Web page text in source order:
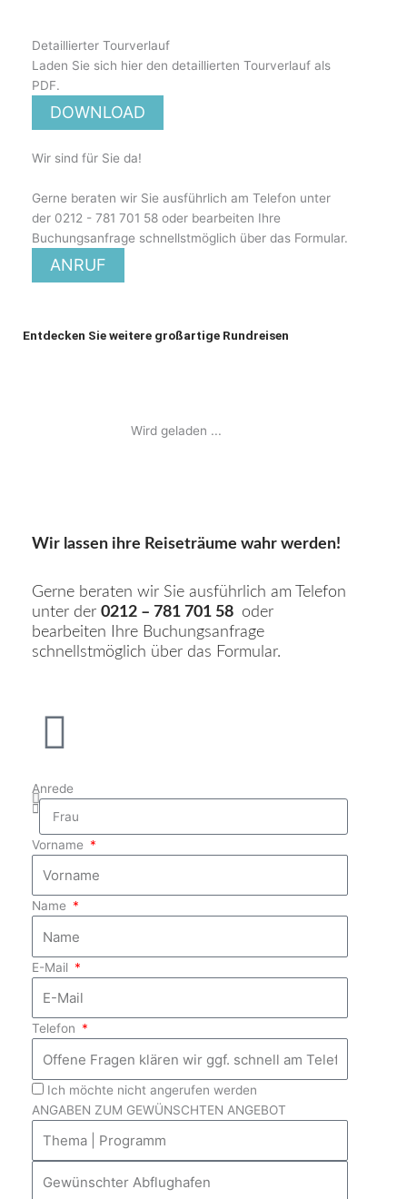
Detaillierter Tourverlauf
Laden Sie sich hier den detaillierten Tourverlauf als
PDF.
DOWNLOAD
Wir sind für Sie da!
Gerne beraten wir Sie ausführlich am Telefon unter
der 0212 - 781 701 58 oder bearbeiten Ihre
Buchungsanfrage schnellstmöglich über das Formular.
ANRUF
Entdecken Sie weitere großartige Rundreisen
Wir lassen ihre Reiseträume wahr werden!
Gerne beraten wir Sie ausführlich am Telefon
unter der 0212 – 781 701 58 oder
bearbeiten Ihre Buchungsanfrage
schnellstmöglich über das Formular.
Anrede
Vorname
Name
E-Mail
Telefon
Ich möchte nicht angerufen werden
ANGABEN ZUM GEWÜNSCHTEN ANGEBOT